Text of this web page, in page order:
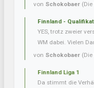
von Schokobaer
Finnland -
YES, trotz zweier
WM dabei. Vielen
von Schokobaer
Finnland Liga 1
Da stimmt die